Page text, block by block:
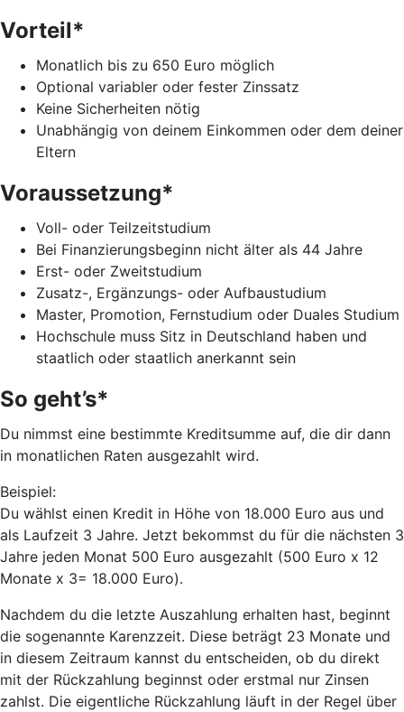
Vorteil*
Monatlich bis zu 650 Euro möglich
Optional variabler oder fester Zinssatz
Keine Sicherheiten nötig
Unabhängig von deinem Einkommen oder dem deiner
Eltern
Voraussetzung*
Voll- oder Teilzeitstudium
Bei Finanzierungsbeginn nicht älter als 44 Jahre
Erst- oder Zweitstudium
Zusatz-, Ergänzungs- oder Aufbaustudium
Master, Promotion, Fernstudium oder Duales Studium
Hochschule muss Sitz in Deutschland haben und
staatlich oder staatlich anerkannt sein
So geht’s*
Du nimmst eine bestimmte Kreditsumme auf, die dir dann
in monatlichen Raten ausgezahlt wird.
Beispiel:
Du wählst einen Kredit in Höhe von 18.000 Euro aus und
als Laufzeit 3 Jahre. Jetzt bekommst du für die nächsten 3
Jahre jeden Monat 500 Euro ausgezahlt (500 Euro x 12
Monate x 3= 18.000 Euro).
Nachdem du die letzte Auszahlung erhalten hast, beginnt
die sogenannte Karenzzeit. Diese beträgt 23 Monate und
in diesem Zeitraum kannst du entscheiden, ob du direkt
mit der Rückzahlung beginnst oder erstmal nur Zinsen
zahlst. Die eigentliche Rückzahlung läuft in der Regel über